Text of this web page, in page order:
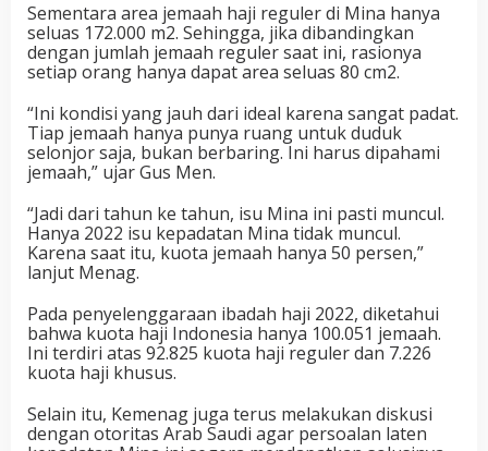
Sementara area jemaah haji reguler di Mina hanya
seluas 172.000 m2. Sehingga, jika dibandingkan
dengan jumlah jemaah reguler saat ini, rasionya
setiap orang hanya dapat area seluas 80 cm2.
“Ini kondisi yang jauh dari ideal karena sangat padat.
Tiap jemaah hanya punya ruang untuk duduk
selonjor saja, bukan berbaring. Ini harus dipahami
jemaah,” ujar Gus Men.
“Jadi dari tahun ke tahun, isu Mina ini pasti muncul.
Hanya 2022 isu kepadatan Mina tidak muncul.
Karena saat itu, kuota jemaah hanya 50 persen,”
lanjut Menag.
Pada penyelenggaraan ibadah haji 2022, diketahui
bahwa kuota haji Indonesia hanya 100.051 jemaah.
Ini terdiri atas 92.825 kuota haji reguler dan 7.226
kuota haji khusus.
Selain itu, Kemenag juga terus melakukan diskusi
dengan otoritas Arab Saudi agar persoalan laten